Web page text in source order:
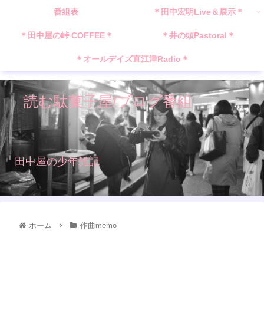
読む駄菓子屋/ブログ番組
田中屋の少年雑記
番組表 ＊田中宏明Live＆展示＊
＊田中屋の峠 COFFEE＊ ＊井の頭Pastoral＊
＊オールデイズ直江津Radio＊
ホーム 作曲memo